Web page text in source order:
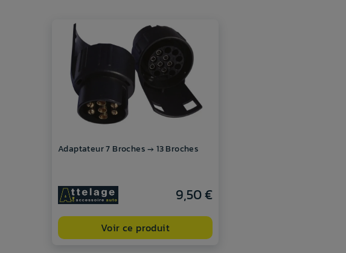
Adaptateur 7 Broches → 13 Broches
9,50 €
Voir ce produit